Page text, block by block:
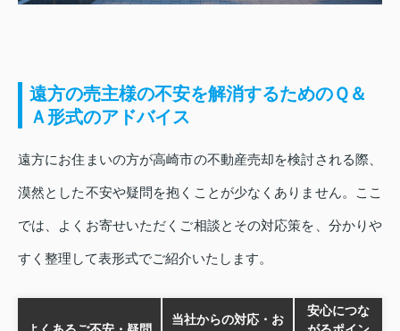
遠方の売主様の不安を解消するためのＱ＆
Ａ形式のアドバイス
遠方にお住まいの方が高崎市の不動産売却を検討される際、
漠然とした不安や疑問を抱くことが少なくありません。ここ
では、よくお寄せいただくご相談とその対応策を、分かりや
すく整理して表形式でご紹介いたします。
当社からの対応・お
安心につな